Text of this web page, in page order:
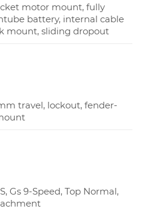
motor mount, fully
battery, internal cable
mount, sliding dropout
travel, lockout, fender-
Gs 9-Speed, Top Normal,